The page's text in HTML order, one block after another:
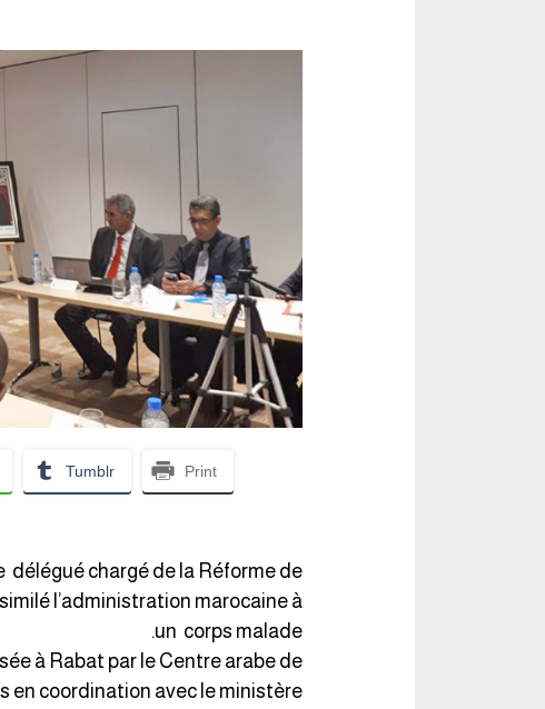
Tumblr Print
délégué chargé de la Réforme de
l’administration marocaine à
un corps malade.
à Rabat par le Centre arabe de
en coordination avec le ministère